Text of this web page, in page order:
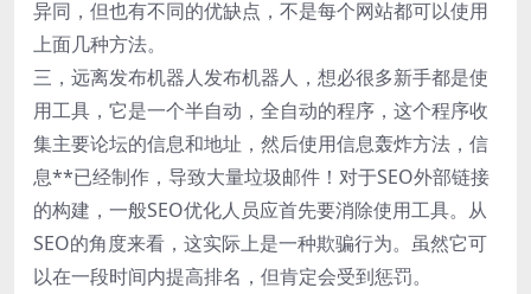
异同，但也有不同的优缺点，不是每个网站都可以使用
上面几种方法。
三，远离发布机器人发布机器人，想必很多新手都是使
用工具，它是一个半自动，全自动的程序，这个程序收
集主要论坛的信息和地址，然后使用信息轰炸方法，信
息**已经制作，导致大量垃圾邮件！对于SEO外部链接
的构建，一般SEO优化人员应首先要消除使用工具。从
SEO的角度来看，这实际上是一种欺骗行为。虽然它可
以在一段时间内提高排名，但肯定会受到惩罚。